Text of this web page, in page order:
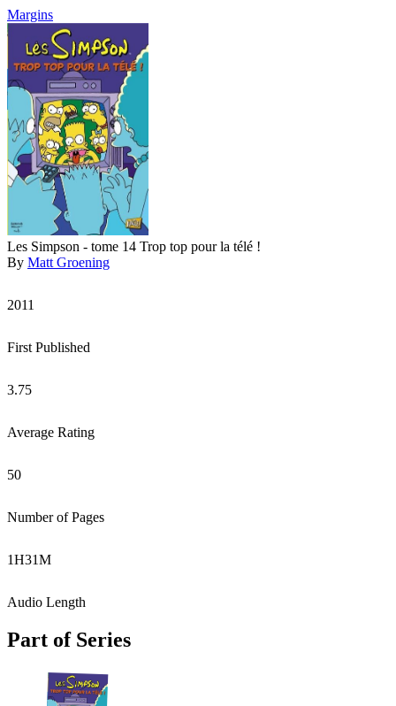
Margins
Les Simpson - tome 14 Trop top pour la télé !
By Matt Groening
2011
First Published
3.75
Average Rating
50
Number of Pages
1H31M
Audio Length
Part of Series